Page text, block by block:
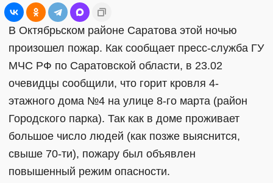
В Октябрьском районе Саратова этой ночью
произошел пожар. Как сообщает пресс-служба ГУ
МЧС РФ по Саратовской области, в 23.02
очевидцы сообщили, что горит кровля 4-
этажного дома №4 на улице 8-го марта (район
Городского парка). Так как в доме проживает
большое число людей (как позже выяснится,
свыше 70-ти), пожару был объявлен
повышенный режим опасности.